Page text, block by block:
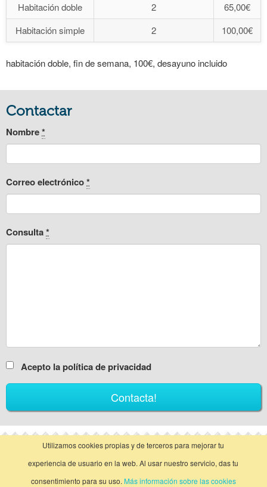
Habitación doble 2
65,00€
Habitación simple
2 100,00€
habitación doble, fin de semana, 100€, desayuno incluido
Contactar
Nombre*
Correo electrónico*
Consulta*
Acepto la política de privacidad
Llamar Contactar
Utilizamos cookies propias y de terceros para mejorar tu
experiencia de usuario en la web. Al usar nuestro servicio, das tu
consentimiento para su uso. Más información sobre las cookies
vista clásica